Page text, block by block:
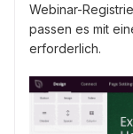
Webinar-
passen es mit
erforderlich.